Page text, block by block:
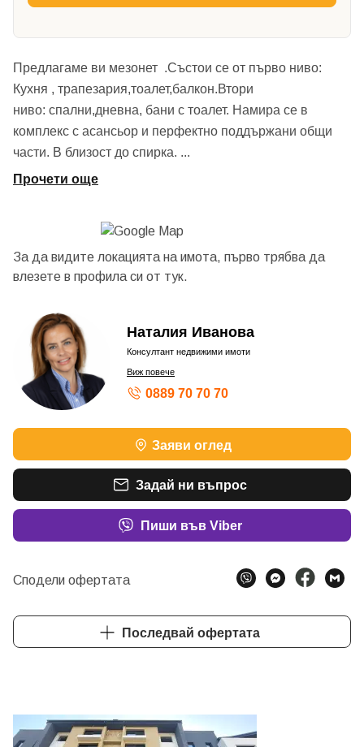
Предлагаме ви мезонет .Състои се от първо ниво:
Кухня , трапезария,тоалет,балкон.Втори
ниво: спални,дневна, бани с тоалет. Намира се в
комплекс с асансьор и перфектно поддържани общи
части. В близост до спирка. ...
Прочети още
За да видите локацията на имота, първо трябва да
влезете в профила си от тук.
Наталия Иванова
Консултант недвижими имоти
Виж повече
0889 70 70 70
Заяви оглед
Задай ни въпрос
Пиши във Viber
Сподели офертата
Последвай офертата